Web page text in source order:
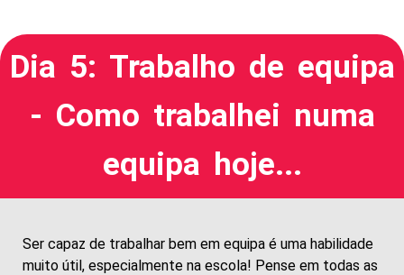
Dia 5: Trabalho de equipa
- Como trabalhei numa
equipa hoje...
Ser capaz de trabalhar bem em equipa é uma habilidade
muito útil, especialmente na escola! Pense em todas as